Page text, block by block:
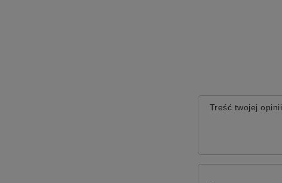
Treść twojej opinii